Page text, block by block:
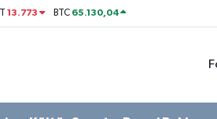
13.773 BTC 65.130,04